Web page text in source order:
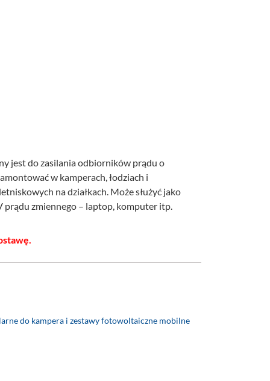
jest do zasilania odbiorników prądu o
w kamperach, łodziach i
na działkach. Może służyć jako
prądu zmiennego – laptop, komputer itp.
do kampera i zestawy fotowoltaiczne mobilne